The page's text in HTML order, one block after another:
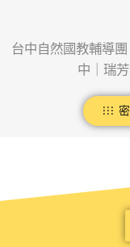
台中自然國教輔導
中｜瑞
⁝⁝⁝